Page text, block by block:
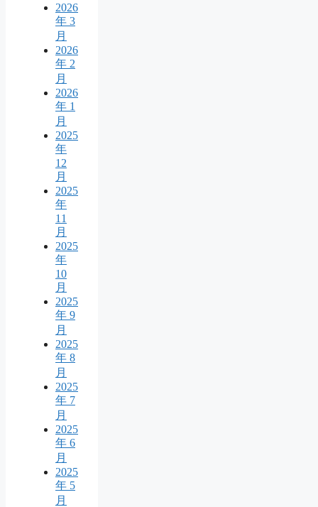
2026
年 3
月
2026
年 2
月
2026
年 1
月
2025
年
12
月
2025
年
11
月
2025
年
10
月
2025
年 9
月
2025
年 8
月
2025
年 7
月
2025
年 6
月
2025
年 5
月